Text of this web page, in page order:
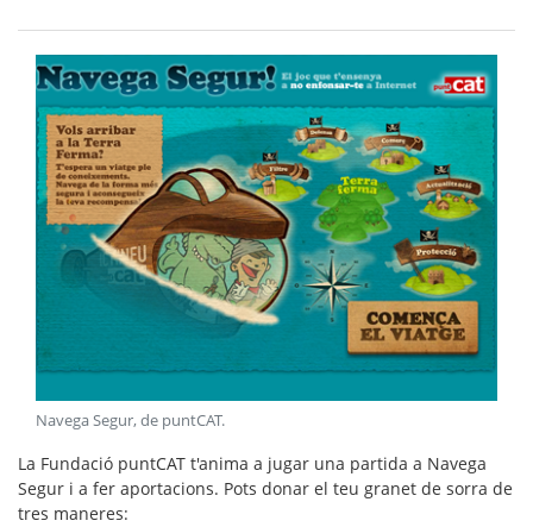
Navega Segur, de puntCAT.
La Fundació puntCAT t'anima a jugar una partida a Navega
Segur i a fer aportacions. Pots donar el teu granet de sorra de
tres maneres: